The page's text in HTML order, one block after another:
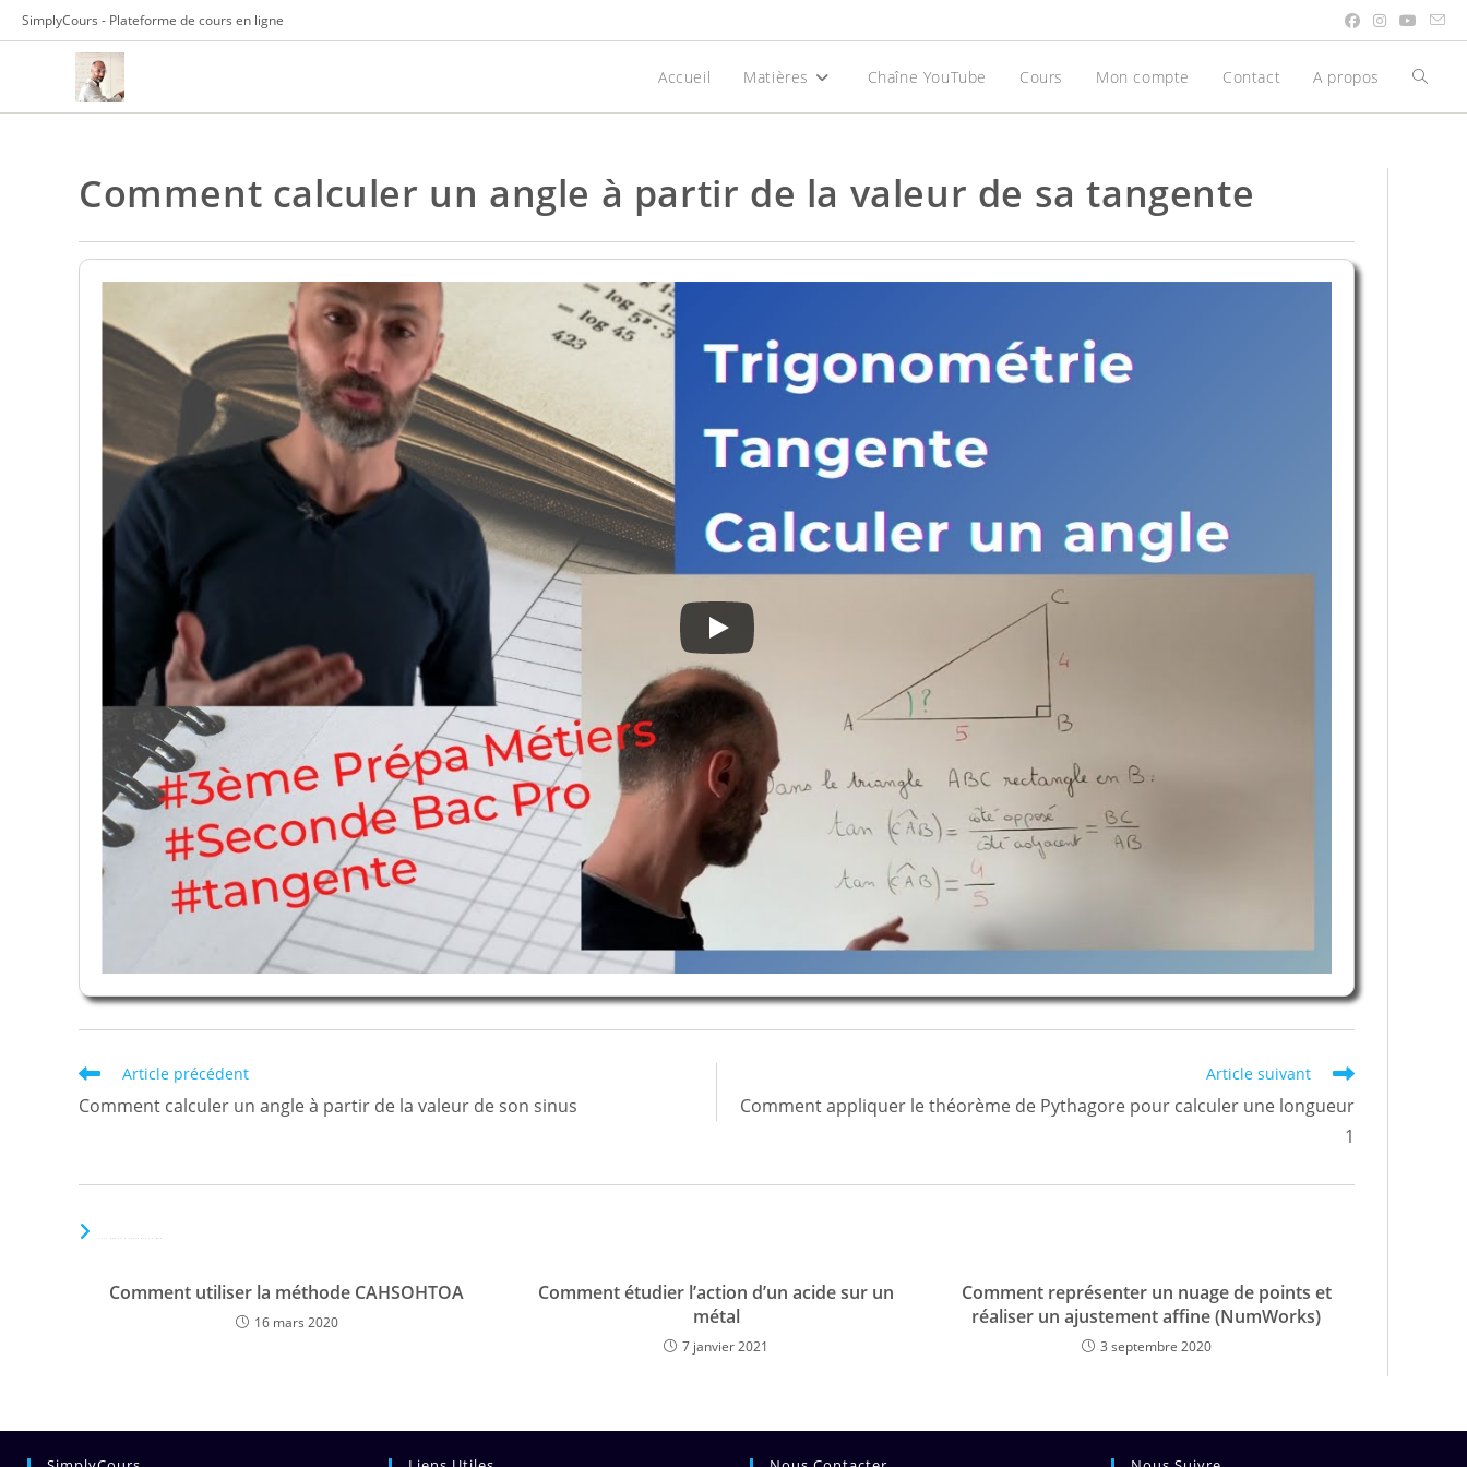
Skip
to
SimplyCours - Plateforme de cours en ligne
Accueil Matières Chaîne YouTube Cours Mon compte Contact A propos Toggle
Comment calculer un angle à partir de la valeur de sa tangente
Read
articles
Article précédent
Comment calculer un angle à partir de la valeur de son sinus
Article suivant
Comment appliquer le théorème de Pythagore pour calculer une longueur
1
Comment utiliser la méthode CAHSOHTOA
16 mars 2020
Comment étudier l’action d’un acide sur un
métal
7 janvier 2021
Comment représenter un nuage de points et
réaliser un ajustement affine (NumWorks)
3 septembre 2020